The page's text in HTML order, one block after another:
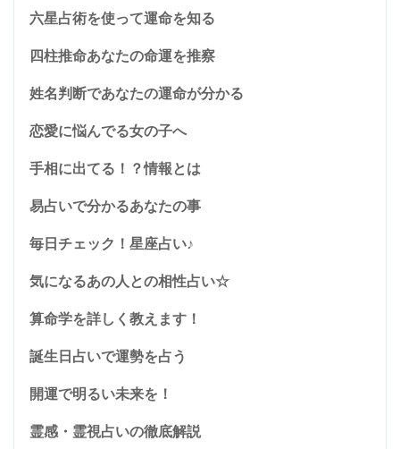
六星占術を使って運命を知る
四柱推命あなたの命運を推察
姓名判断であなたの運命が分かる
恋愛に悩んでる女の子へ
手相に出てる！？情報とは
易占いで分かるあなたの事
毎日チェック！星座占い♪
気になるあの人との相性占い☆
算命学を詳しく教えます！
誕生日占いで運勢を占う
開運で明るい未来を！
霊感・霊視占いの徹底解説